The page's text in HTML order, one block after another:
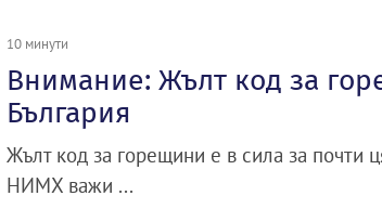
10 минути
Внимание: Жълт код за
България
Жълт код за горещини е в сила за почти
НИМХ важи ...